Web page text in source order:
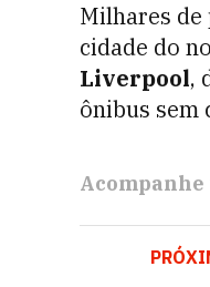
Milhares de
cidade do
Liverpool,
ônibus sem